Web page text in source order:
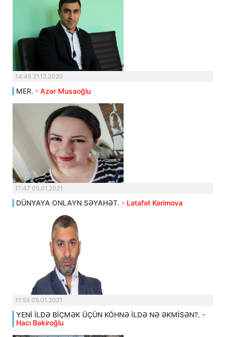
14:46 21.12.2020
MER. - Azər Musaoğlu
11:47 05.01.2021
DÜNYAYA ONLAYN SƏYAHƏT. - Lətafət Kərimova
11:55 05.01.2021
YENİ İLDƏ BİÇMƏK ÜÇÜN KÖHNƏ İLDƏ NƏ ƏKMİSƏN?. -
Hacı Bəkiroğlu